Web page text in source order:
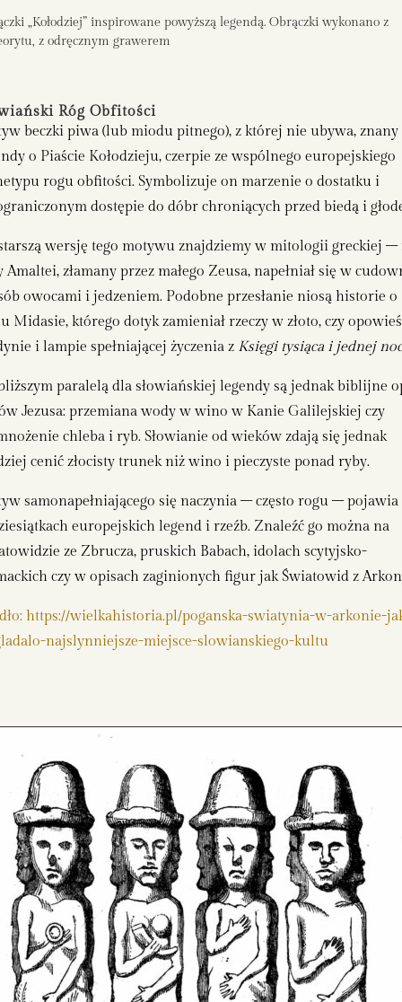
„Kołodziej” inspirowane powyższą legendą. Obrączki wykonano z
z odręcznym grawerem
Róg Obfitości
beczki piwa (lub miodu pitnego), z której nie ubywa, znany
o Piaście Kołodzieju, czerpie ze wspólnego europejskiego
rogu obfitości. Symbolizuje on marzenie o dostatku i
dostępie do dóbr chroniących przed biedą i
wersję tego motywu znajdziemy w mitologii greckiej –
Amaltei, złamany przez małego Zeusa, napełniał się w
owocami i jedzeniem. Podobne przesłanie niosą historie o
Midasie, którego dotyk zamieniał rzeczy w złoto, czy
i lampie spełniającej życzenia z Księgi tysiąca i jednej
paralelą dla słowiańskiej legendy są jednak biblijne
Jezusa: przemiana wody w wino w Kanie Galilejskiej czy
chleba i ryb. Słowianie od wieków zdają się jednak
cenić złocisty trunek niż wino i pieczyste ponad ryby.
samonapełniającego się naczynia – często rogu – pojawia
europejskich legend i rzeźb. Znaleźć go można na
ze Zbrucza, pruskich Babach, idolach scytyjsko-
czy w opisach zaginionych figur jak Światowid z
https://wielkahistoria.pl/poganska-swiatynia-w-arkonie-
najslynniejsze-miejsce-slowianskiego-kultu